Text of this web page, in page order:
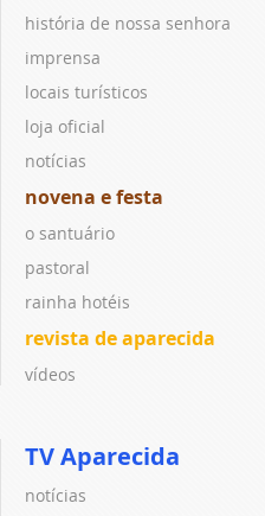
história de nossa senhora
imprensa
locais turísticos
loja oficial
notícias
novena e festa
o santuário
pastoral
rainha hotéis
revista de aparecida
vídeos
TV Aparecida
notícias